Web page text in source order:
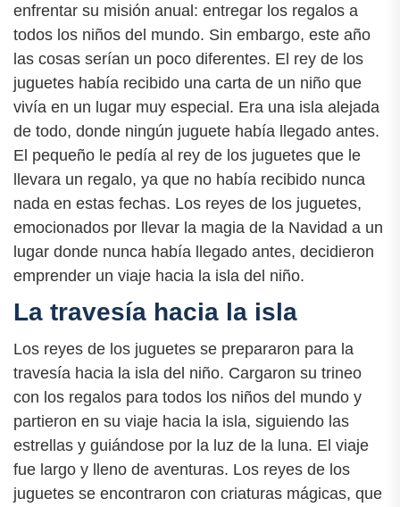
enfrentar su misión anual: entregar los regalos a
todos los niños del mundo. Sin embargo, este año
las cosas serían un poco diferentes. El rey de los
juguetes había recibido una carta de un niño que
vivía en un lugar muy especial. Era una isla alejada
de todo, donde ningún juguete había llegado antes.
El pequeño le pedía al rey de los juguetes que le
llevara un regalo, ya que no había recibido nunca
nada en estas fechas. Los reyes de los juguetes,
emocionados por llevar la magia de la Navidad a un
lugar donde nunca había llegado antes, decidieron
emprender un viaje hacia la isla del niño.
La travesía hacia la isla
Los reyes de los juguetes se prepararon para la
travesía hacia la isla del niño. Cargaron su trineo
con los regalos para todos los niños del mundo y
partieron en su viaje hacia la isla, siguiendo las
estrellas y guiándose por la luz de la luna. El viaje
fue largo y lleno de aventuras. Los reyes de los
juguetes se encontraron con criaturas mágicas, que